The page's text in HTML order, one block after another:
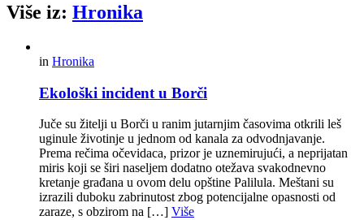
Više iz: Hronika
in Hronika
Ekološki incident u Borči
Juče su žitelji u Borči u ranim jutarnjim časovima otkrili leš
uginule životinje u jednom od kanala za odvodnjavanje.
Prema rečima očevidaca, prizor je uznemirujući, a neprijatan
miris koji se širi naseljem dodatno otežava svakodnevno
kretanje građana u ovom delu opštine Palilula. Meštani su
izrazili duboku zabrinutost zbog potencijalne opasnosti od
zaraze, s obzirom na […] Više